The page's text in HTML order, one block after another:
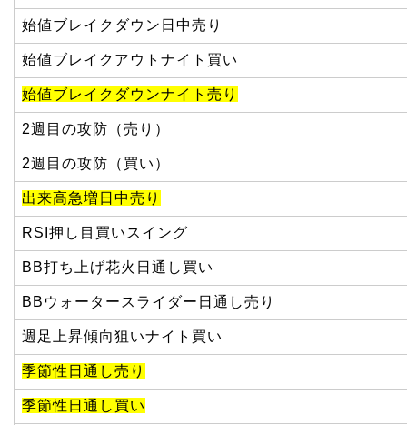
始値ブレイクダウン日中売り
始値ブレイクアウトナイト買い
始値ブレイクダウンナイト売り
2週目の攻防（売り）
2週目の攻防（買い）
出来高急増日中売り
RSI押し目買いスイング
BB打ち上げ花火日通し買い
BBウォータースライダー日通し売り
週足上昇傾向狙いナイト買い
季節性日通し売り
季節性日通し買い